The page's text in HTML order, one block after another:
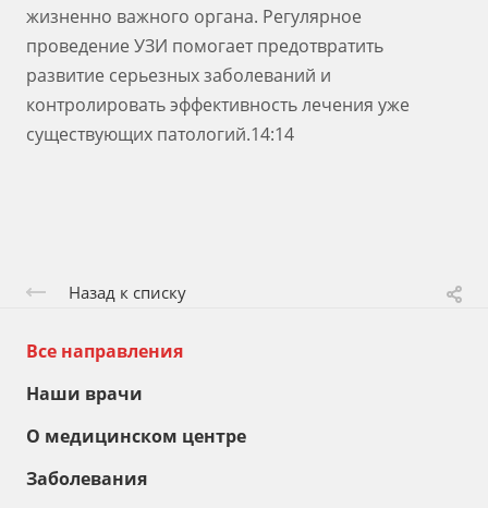
жизненно важного органа. Регулярное
проведение УЗИ помогает предотвратить
развитие серьезных заболеваний и
контролировать эффективность лечения уже
существующих патологий.14:14
Назад к списку
Все направления
Наши врачи
О медицинском центре
Заболевания